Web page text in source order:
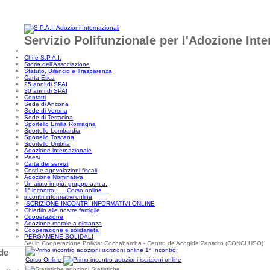
Servizio Polifunzionale per l'Adozione
Chi è S.P.A.I.
Storia dell'Associazione
Statuto, Bilancio e Trasparenza
Carta Etica
25 anni di SPAI
30 anni di SPAI
Contatti
Sede di Ancona
Sede di Verona
Sede di Terracina
Sportello Emilia Romagna
Sportello Lombardia
Sportello Toscana
Sportello Umbria
Adozione internazionale
Paesi
Carta dei servizi
Costi e agevolazioni fiscali
Adozione Nominativa
Un aiuto in più: gruppo a.m.a.
1° incontro: Corso online
incontri informativi online
ISCRIZIONE INCONTRI INFORMATIVI ONLINE
Chiedilo alle nostre famiglie
Cooperazione
Adozione morale a distanza
Cooperazione e solidarietà
PERGAMENE SOLIDALI
Sei in Cooperazione Bolivia: Cochabamba - Centro de Acogida Zapatito (CONCLUSO)
1° Incontro:
Corso Online